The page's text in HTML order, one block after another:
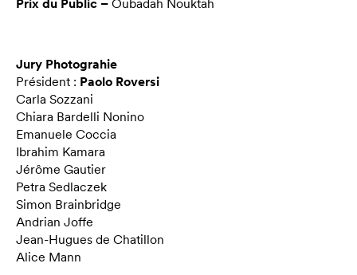
Prix du Public – Oubadah Nouktah
Jury Photograhie
Président : Paolo Roversi
Carla Sozzani
Chiara Bardelli Nonino
Emanuele Coccia
Ibrahim Kamara
Jérôme Gautier
Petra Sedlaczek
Simon Brainbridge
Andrian Joffe
Jean-Hugues de Chatillon
Alice Mann